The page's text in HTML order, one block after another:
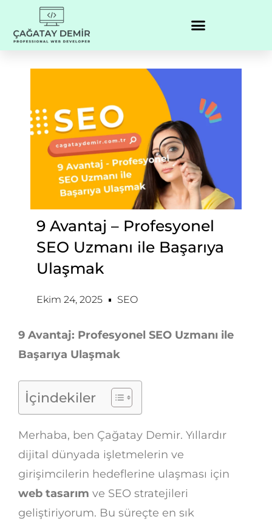
9 Avantaj – Profesyonel
SEO Uzmanı ile Başarıya
Ulaşmak
Ekim 24, 2025 SEO
9 Avantaj: Profesyonel SEO Uzmanı ile
Başarıya Ulaşmak
İçindekiler
Merhaba, ben Çağatay Demir. Yıllardır
dijital dünyada işletmelerin ve
girişimcilerin hedeflerine ulaşması için
web tasarım ve SEO stratejileri
geliştiriyorum. Bu süreçte en sık